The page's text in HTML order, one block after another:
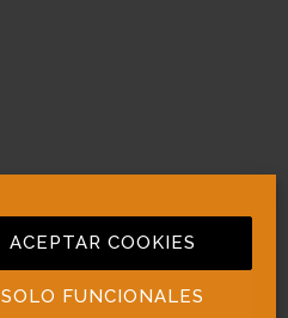
ACEPTAR COOKIES
SOLO FUNCIONALES